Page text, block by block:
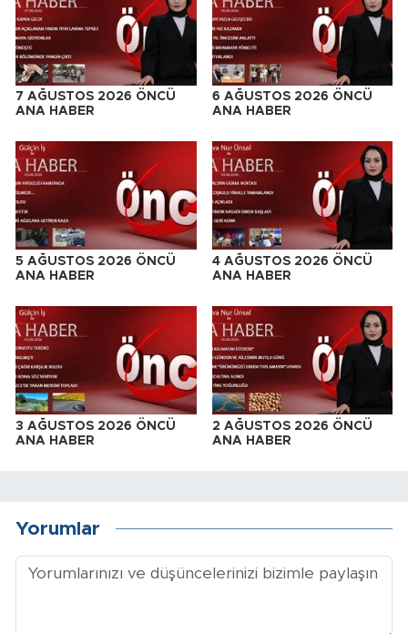
7 AĞUSTOS 2026 ÖNCÜ
ANA HABER
6 AĞUSTOS 2026 ÖNCÜ
ANA HABER
5 AĞUSTOS 2026 ÖNCÜ
ANA HABER
4 AĞUSTOS 2026 ÖNCÜ
ANA HABER
3 AĞUSTOS 2026 ÖNCÜ
ANA HABER
2 AĞUSTOS 2026 ÖNCÜ
ANA HABER
Yorumlar